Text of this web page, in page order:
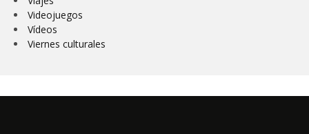
Videojuegos
Vídeos
Viernes culturales